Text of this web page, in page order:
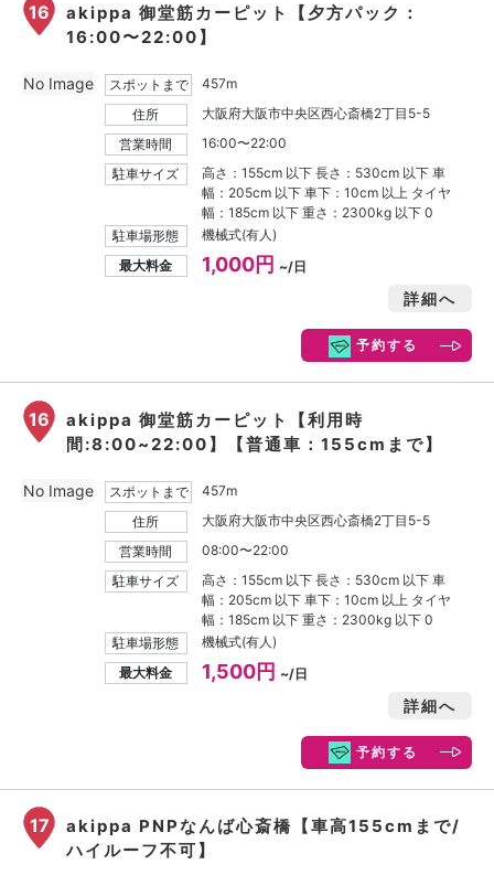
16
akippa 御堂筋カーピット【夕方パック：
16:00〜22:00】
スポットまで
457m
住所
大阪府大阪市中央区西心斎橋2丁目5-5
営業時間
16:00〜22:00
駐車サイズ
高さ：155cm 以下 長さ：530cm 以下 車
幅：205cm 以下 車下：10cm 以上 タイヤ
幅：185cm 以下 重さ：2300kg 以下 0
駐車場形態
機械式(有人)
最大料金
1,000円 ~/日
詳細へ
予約する
No Image
16
akippa 御堂筋カーピット【利用時
間:8:00~22:00】【普通車：155cmまで】
スポットまで
457m
住所
大阪府大阪市中央区西心斎橋2丁目5-5
営業時間
08:00〜22:00
駐車サイズ
高さ：155cm 以下 長さ：530cm 以下 車
幅：205cm 以下 車下：10cm 以上 タイヤ
幅：185cm 以下 重さ：2300kg 以下 0
駐車場形態
機械式(有人)
最大料金
1,500円 ~/日
詳細へ
予約する
No Image
17
akippa PNPなんば心斎橋【車高155cmまで/
ハイルーフ不可】